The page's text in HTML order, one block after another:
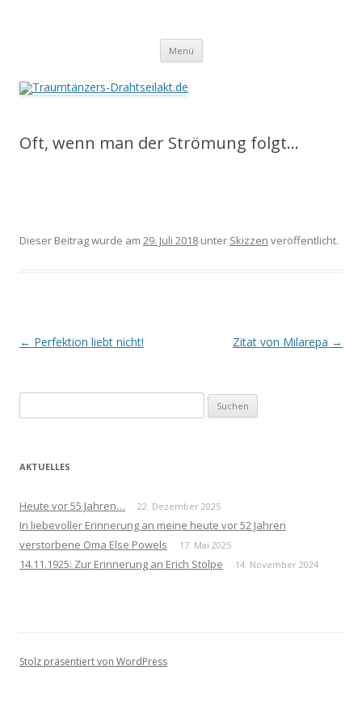
Menü Springe
Inhalt
Oft, wenn man der Strömung folgt…
Dieser Beitrag wurde am 29. Juli 2018 unter Skizzen veröffentlicht.
Beitrags-
← Perfektion liebt nicht! Zitat von Milarepa →
nach:
AKTUELLES
Heute vor 55 Jahren… 22. Dezember 2025
In liebevoller Erinnerung an meine heute vor 52 Jahren
verstorbene Oma Else Powels
17. Mai 2025
14.11.1925: Zur Erinnerung an Erich Stolpe 14. November 2024
Stolz präsentiert von WordPress